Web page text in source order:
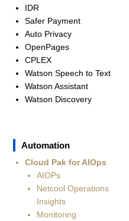
IDR
Safer Payment
Auto Privacy
OpenPages
CPLEX
Watson Speech to Text
Watson Assistant
Watson Discovery
Automation
Cloud Pak for AIOps
AIOPs
Netcool Operations
Insights
Monitoring